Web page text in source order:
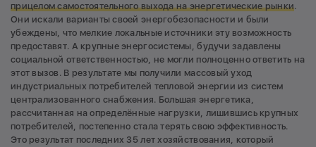
прицелом самостоятельного выхода на энергетические рынки.
Они искали варианты своей энергобезопасности и были
убеждены, что мелкие локальные источники эту возможность
предоставят. А крупные энергосистемы, будучи задавлены
социальной ответственностью, не могли полноценно ответить на
этот вызов. В результате мы получили массовый уход
индустриальных потребителей тепловой энергии из систем
централизованного снабжения. Большая энергетика,
рассчитанная на определённые нагрузки, лишившись крупных
потребителей, постепенно стала терять свою эффективность.
Это результат последних 35 лет хозяйствования, который